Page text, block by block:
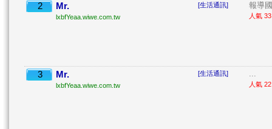
2 Mr.
lxbfYeaa.wiwe.com.tw
[生活通訊] 報導
人氣
3 Mr.
lxbfYeaa.wiwe.com.tw
[生活通訊] ...
人氣